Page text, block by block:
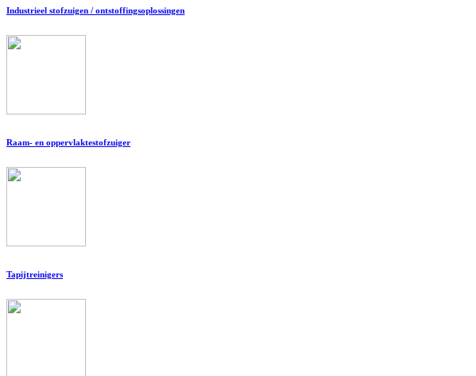
Industrieel stofzuigen / ontstoffingsoplossingen
Raam- en oppervlaktestofzuiger
Tapijtreinigers